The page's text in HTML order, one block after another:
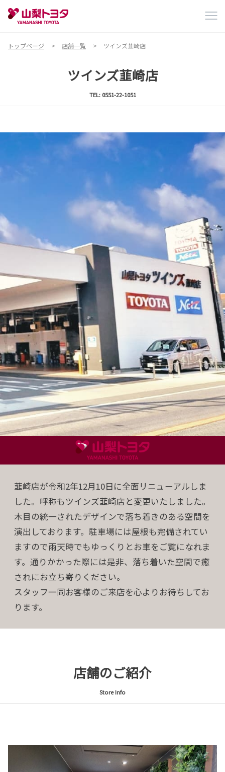
トップページ 店舗一覧 ツインズ韮崎店
ツインズ韮崎店
TEL: 0551-22-1051
韮崎店が令和2年12月10日に全面リニューアルしま
した。呼称もツインズ韮崎店と変更いたしました。
木目の統一されたデザインで落ち着きのある空間を
演出しております。駐車場には屋根も完備されてい
ますので雨天時でもゆっくりとお車をご覧になれま
す。通りかかった際には是非、落ち着いた空間で癒
されにお立ち寄りください。
スタッフ一同お客様のご来店を心よりお待ちしてお
ります。
店舗のご紹介
Store Info